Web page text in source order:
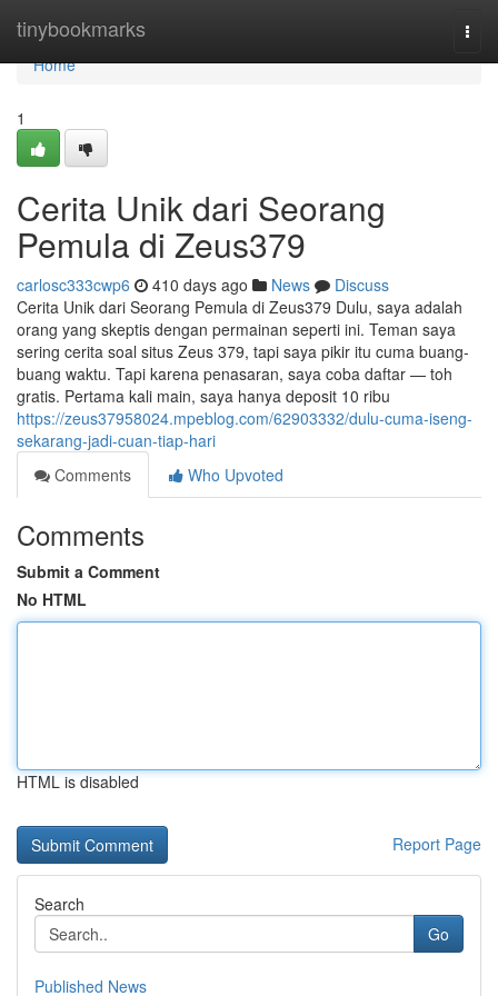
tinybookmarks
Home
Home
1
Cerita Unik dari Seorang
Pemula di Zeus379
carlosc333cwp6 410 days ago News
Discuss
Cerita Unik dari Seorang Pemula di Zeus379 Dulu, saya adalah
orang yang skeptis dengan permainan seperti ini. Teman saya
sering cerita soal situs Zeus 379, tapi saya pikir itu cuma buang-
buang waktu. Tapi karena penasaran, saya coba daftar — toh
gratis. Pertama kali main, saya hanya deposit 10 ribu
https://zeus37958024.mpeblog.com/62903332/dulu-cuma-iseng-
sekarang-jadi-cuan-tiap-hari
Comments
Who Upvoted
Comments
Submit a Comment
No HTML
HTML is disabled
Report Page
Search
Go
Published News